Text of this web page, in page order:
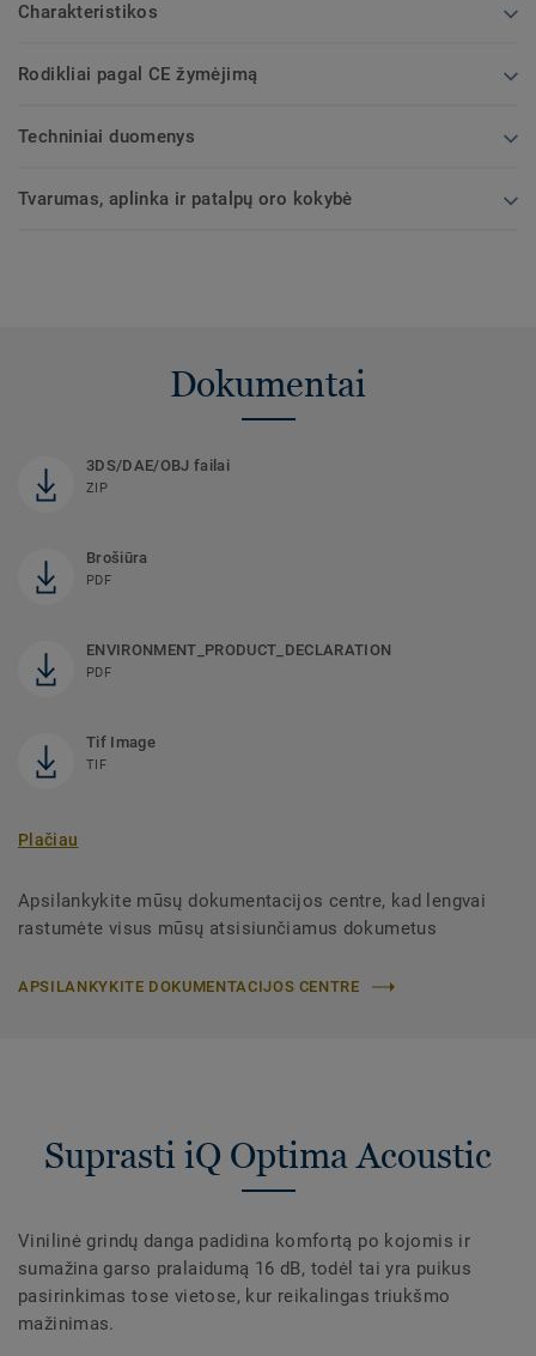
Charakteristikos
Rodikliai pagal CE žymėjimą
Techniniai duomenys
Tvarumas, aplinka ir patalpų oro kokybė
Dokumentai
3DS/DAE/OBJ failai
ZIP
Brošiūra
PDF
ENVIRONMENT_PRODUCT_DECLARATION
PDF
Tif Image
TIF
Plačiau
Apsilankykite mūsų dokumentacijos centre, kad lengvai
rastumėte visus mūsų atsisiunčiamus dokumetus
APSILANKYKITE DOKUMENTACIJOS CENTRE
Suprasti iQ Optima Acoustic
Vinilinė grindų danga padidina komfortą po kojomis ir
sumažina garso pralaidumą 16 dB, todėl tai yra puikus
pasirinkimas tose vietose, kur reikalingas triukšmo
mažinimas.